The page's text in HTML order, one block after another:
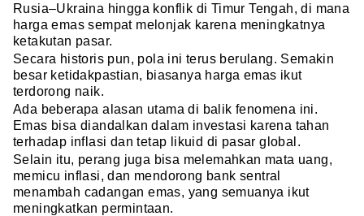
Rusia–Ukraina hingga konflik di Timur Tengah, di mana
harga emas sempat melonjak karena meningkatnya
ketakutan pasar.
Secara historis pun, pola ini terus berulang. Semakin
besar ketidakpastian, biasanya harga emas ikut
terdorong naik.
Ada beberapa alasan utama di balik fenomena ini.
Emas bisa diandalkan dalam investasi karena tahan
terhadap inflasi dan tetap likuid di pasar global.
Selain itu, perang juga bisa melemahkan mata uang,
memicu inflasi, dan mendorong bank sentral
menambah cadangan emas, yang semuanya ikut
meningkatkan permintaan.